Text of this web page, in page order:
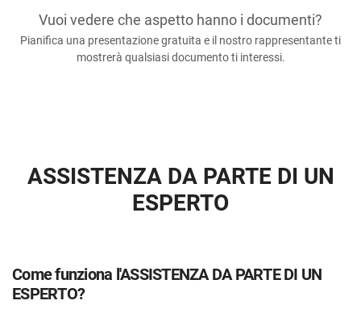
Vuoi vedere che aspetto hanno i documenti?
Pianifica una presentazione gratuita e il nostro rappresentante ti
mostrerà qualsiasi documento ti interessi.
ASSISTENZA DA PARTE DI UN
ESPERTO
Come funziona l'ASSISTENZA DA PARTE DI UN
ESPERTO?